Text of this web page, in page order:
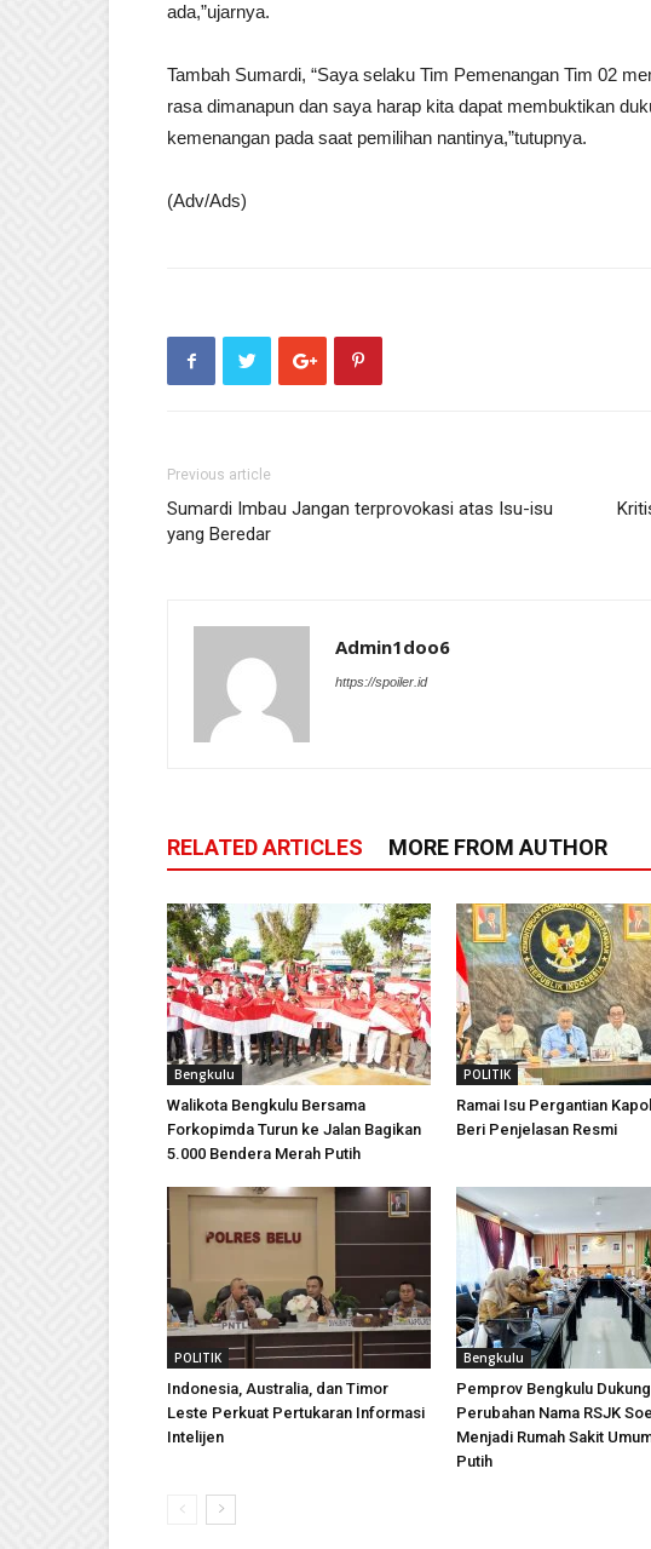
ada,”ujarnya.
Tambah Sumardi, “Saya selaku Tim Pemenangan Tim 02
rasa dimanapun dan saya harap kita dapat membuktikan
kemenangan pada saat pemilihan nantinya,”tutupnya.
(Adv/Ads)
Previous article
Sumardi Imbau Jangan terprovokasi atas Isu-isu
yang Beredar
Admin1doo6
https://spoiler.id
RELATED ARTICLES MORE FROM AUTHOR
Bengkulu
Walikota Bengkulu Bersama
Forkopimda Turun ke Jalan Bagikan
5.000 Bendera Merah Putih
POLITIK
Ramai Isu Pergantian
Beri Penjelasan Resmi
POLITIK
Indonesia, Australia, dan Timor
Leste Perkuat Pertukaran Informasi
Intelijen
Bengkulu
Pemprov Bengkulu Dukung
Perubahan Nama RSJK
Menjadi Rumah Sakit
Putih